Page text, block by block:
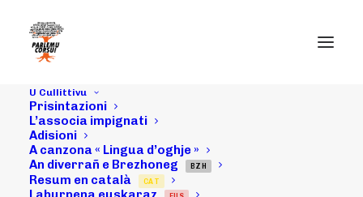
U Cullittivu
Prisintazioni
L’associa impignati
Adisioni
A canzona « Lingua d’oghje »
An diverrañ e Brezhoneg
BZH
Resum en català CAT